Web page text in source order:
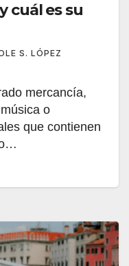
cuál es su
S. LÓPEZ
mercancía,
o
que contienen